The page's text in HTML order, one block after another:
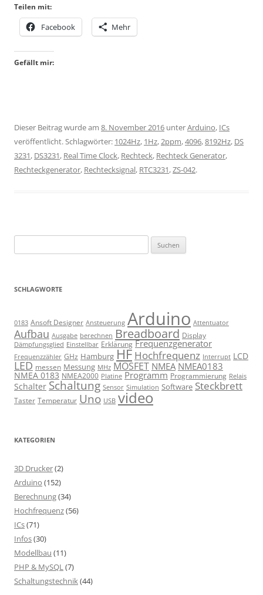
Teilen mit:
Facebook Mehr
Gefällt mir:
Dieser Beitrag wurde am 8. November 2016 unterArduino, ICs
veröffentlicht. Schlagwörter: 1024Hz, 1Hz,2ppm,4096,8192Hz, DS
3231, DS3231, Real Time Clock, Rechteck, Rechteck Generator,
Rechteckgenerator, Rechtecksignal, RTC3231,ZS-042.
nach:
SCHLAGWORTE
0183 Ansoft Designer Ansteuerung Arduino Attentuator
Aufbau Ausgabe berechnen Breadboard Display
Dämpfungsglied Einstellbar Erklärung Frequenzgenerator
Frequenzzähler GHz Hamburg HF Hochfrequenz Interrupt LCD
LED messen Messung MHz MOSFET NMEA NMEA0183
NMEA 0183 NMEA2000 Platine Programm Programmierung Relais
Schalter Schaltung Sensor Simulation Software Steckbrett
Taster Temperatur Uno USB video
KATEGORIEN
3D Drucker(2)
Arduino (152)
Berechnung(34)
Hochfrequenz(56)
ICs(71)
Infos(30)
Modellbau (11)
PHP & MySQL(7)
Schaltungstechnik(44)